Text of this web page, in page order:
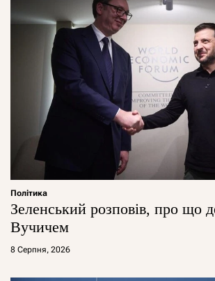
Політика
Зеленський розповів, про що
Вучичем
8 Серпня, 2026